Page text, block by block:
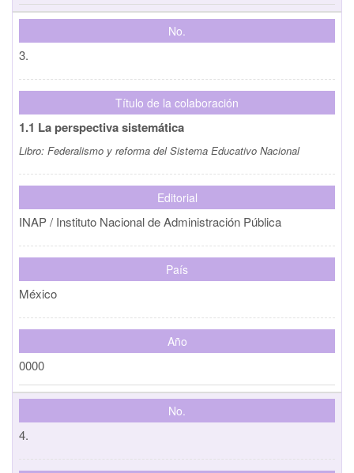
No.
3.
Título de la colaboración
1.1 La perspectiva sistemática
Libro: Federalismo y reforma del Sistema Educativo Nacional
Editorial
INAP / Instituto Nacional de Administración Pública
País
México
Año
0000
No.
4.